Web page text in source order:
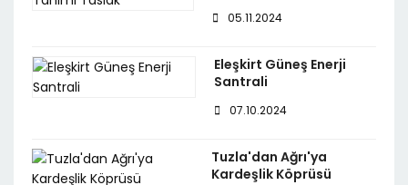
05.11.2024
Eleşkirt Güneş Enerji
Santrali
07.10.2024
Tuzla'dan Ağrı'ya
Kardeşlik Köprüsü